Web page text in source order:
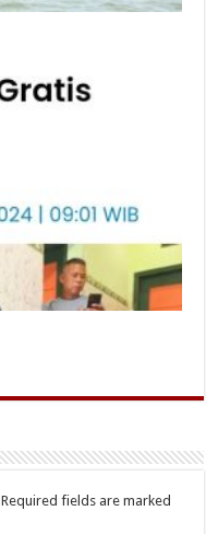
Required fields are marked